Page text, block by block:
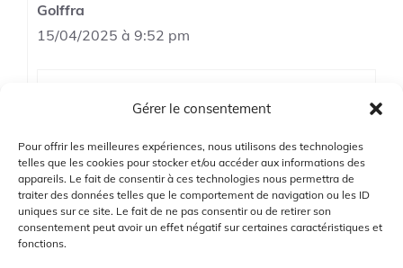
Gérer le consentement
Pour offrir les meilleures expériences, nous utilisons des technologies
telles que les cookies pour stocker et/ou accéder aux informations des
appareils. Le fait de consentir à ces technologies nous permettra de
traiter des données telles que le comportement de navigation ou les ID
uniques sur ce site. Le fait de ne pas consentir ou de retirer son
consentement peut avoir un effet négatif sur certaines caractéristiques et
fonctions.
Golffra
15/04/2025 à 9:52 pm
Merci pour la suggestion ! C’est toujours
Connectez-vous pour répondre